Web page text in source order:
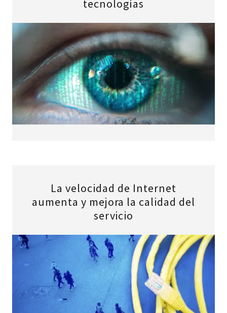
tecnologías
La velocidad de Internet
aumenta y mejora la calidad del
servicio